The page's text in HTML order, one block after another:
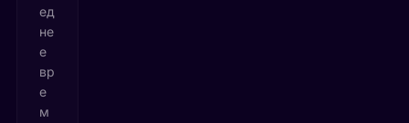
ед
не
е
вр
е
м